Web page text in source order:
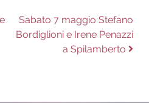
Next
post:
Sabato 7 maggio Stefano
Bordiglioni e Irene Penazzi
a Spilamberto